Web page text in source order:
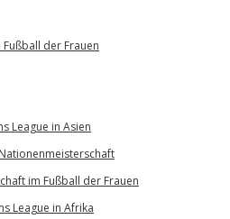
der Frauen
League in Asien
im Fußball der Frauen
League in Afrika